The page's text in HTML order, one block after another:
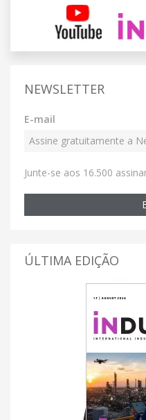
NEWSLETTER
E-mail
Junte-se aos 16.500
ÚLTIMA EDIÇÃO